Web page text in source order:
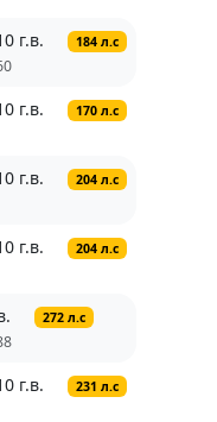
г.в. 184 л.с
г.в. 170 л.с
г.в. 204 л.с
г.в. 204 л.с
272 л.с
г.в. 231 л.с